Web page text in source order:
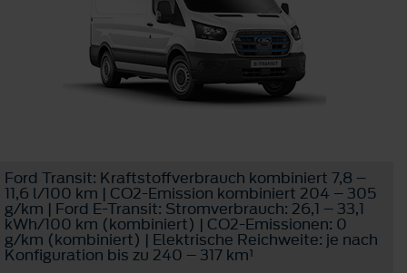
Ford Transit: Kraftstoffverbrauch kombiniert 7,8 –
11,6 l/100 km | CO2-Emission kombiniert 204 – 305
g/km | Ford E-Transit: Stromverbrauch: 26,1 – 33,1
kWh/100 km (kombiniert) | CO2-Emissionen: 0
g/km (kombiniert) | Elektrische Reichweite: je nach
Konfiguration bis zu 240 – 317 km¹